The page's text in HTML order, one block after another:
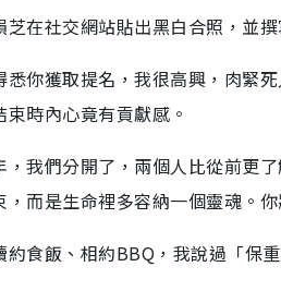
芝在社交網站貼出黑白合照，並
悉你獲取提名，我很高興，肉緊
束時內心竟有貢獻感。
，我們分開了，兩個人比從前更
，而是生命裡多容納一個靈魂。
約食飯、相約BBQ，我說過「保